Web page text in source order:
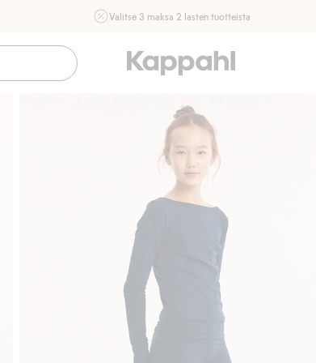
Valitse 3 maksa 2 lasten tuotteista
16.8. asti myymälässä ja verkossa. Ei voi yhdistää muihin
alennuksiin tai tarjouksiin.
Sujuva maksaminen Klarnalla